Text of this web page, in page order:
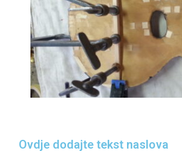
Ovdje dodajte tekst naslova